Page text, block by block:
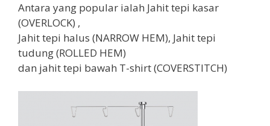
Antara yang popular ialah Jahit tepi kasar
(OVERLOCK) ,
Jahit tepi halus (NARROW HEM), Jahit tepi
tudung (ROLLED HEM)
dan jahit tepi bawah T-shirt (COVERSTITCH)